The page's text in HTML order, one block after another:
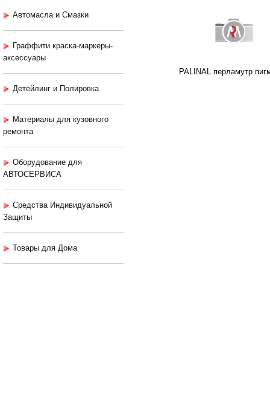
Автомасла и Смазки
Граффити краска-маркеры-
аксессуары
Детейлинг и Полировка
Материалы для кузовного
ремонта
Оборудование для
АВТОСЕРВИСА
Средства Индивидуальной
Защиты
Товары для Дома
PALINAL перламутр